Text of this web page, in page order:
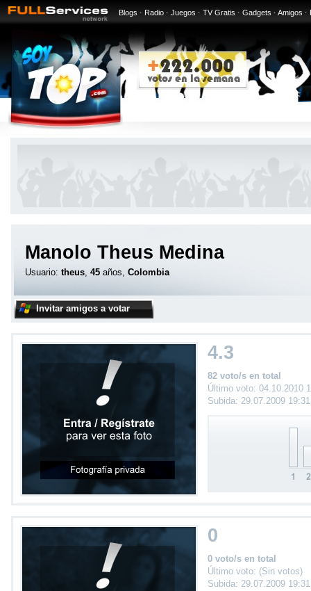
Blogs · Radio · Juegos · TV Gratis · Gadgets · Amigos ·
Manolo Theus Medina
Usuario: theus, 45 años, Colombia
Invitar amigos a votar
4.3
82 voto/s en total
Último voto: 04.10.2010
Subida: 29.07.2009
0
0 voto/s en total
Último voto: (Sin votos)
Subida: 29.07.2009